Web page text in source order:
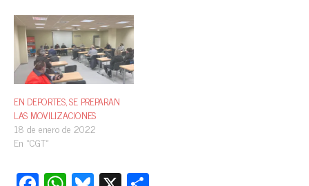
EN DEPORTES, SE PREPARAN
LAS MOVILIZACIONES
18 de enero de 2022
En «CGT»